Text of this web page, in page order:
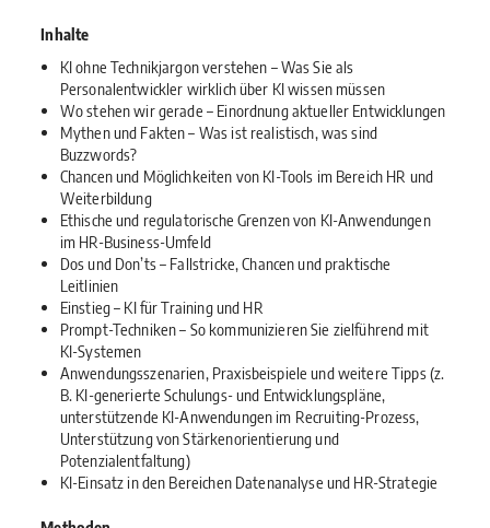
Inhalte
KI ohne Technikjargon verstehen – Was Sie als
Personalentwickler wirklich über KI wissen müssen
Wo stehen wir gerade – Einordnung aktueller Entwicklungen
Mythen und Fakten – Was ist realistisch, was sind
Buzzwords?
Chancen und Möglichkeiten von KI-Tools im Bereich HR und
Weiterbildung
Ethische und regulatorische Grenzen von KI-Anwendungen
im HR-Business-Umfeld
Dos und Don’ts – Fallstricke, Chancen und praktische
Leitlinien
Einstieg – KI für Training und HR
Prompt-Techniken – So kommunizieren Sie zielführend mit
KI-Systemen
Anwendungsszenarien, Praxisbeispiele und weitere Tipps (z.
B. KI-generierte Schulungs- und Entwicklungspläne,
unterstützende KI-Anwendungen im Recruiting-Prozess,
Unterstützung von Stärkenorientierung und
Potenzialentfaltung)
KI-Einsatz in den Bereichen Datenanalyse und HR-Strategie